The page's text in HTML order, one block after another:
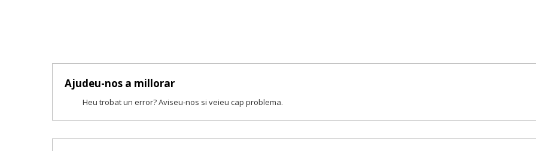
Ajudeu-nos a millorar
Heu trobat un error? Aviseu-nos si veieu cap problema.